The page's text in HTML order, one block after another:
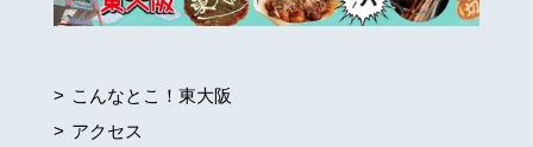
こんなとこ！東大阪
アクセス